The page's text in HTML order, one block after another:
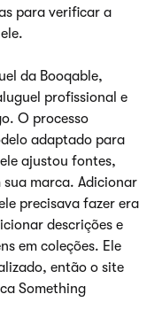
para verificar a
da Booqable,
profissional e
O processo
adaptado para
ajustou fontes,
marca. Adicionar
precisava fazer era
descrições e
em coleções. Ele
então o site
Something